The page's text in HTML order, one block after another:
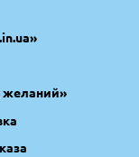
желаний»